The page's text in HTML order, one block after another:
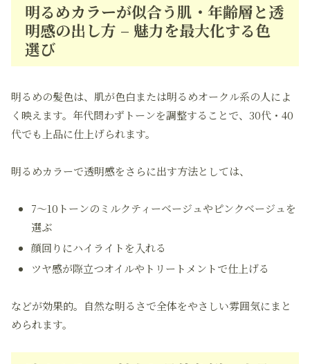
明るめカラーが似合う肌・年齢層と透
明感の出し方 – 魅力を最大化する色
選び
明るめの髪色は、肌が色白または明るめオークル系の人によ
く映えます。年代問わずトーンを調整することで、30代・40
代でも上品に仕上げられます。
明るめカラーで透明感をさらに出す方法としては、
7～10トーンのミルクティーベージュやピンクベージュを
選ぶ
顔回りにハイライトを入れる
ツヤ感が際立つオイルやトリートメントで仕上げる
などが効果的。自然な明るさで全体をやさしい雰囲気にまと
められます。